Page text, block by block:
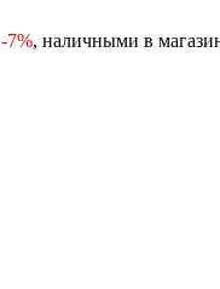
-7%, наличными в